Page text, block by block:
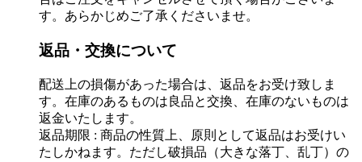
す。あらかじめご了承くださいませ。
返品・交換について
配送上の損傷があった場合は、返品をお受け致しま
す。在庫のあるものは良品と交換、在庫のないものは
返金いたします。
返品期限 : 商品の性質上、原則として返品はお受けい
たしかねます。ただし破損品（大きな落丁、乱丁）の